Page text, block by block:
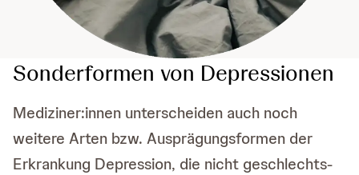
Sonderformen von Depressionen
Mediziner:innen unterscheiden auch noch
weitere Arten bzw. Ausprägungsformen der
Erkrankung Depression, die nicht geschlechts-